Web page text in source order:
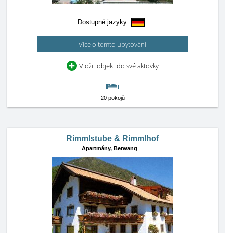
Dostupné jazyky:
Více o tomto ubytování
Vložit objekt do své aktovky
20 pokojů
Rimmlstube & Rimmlhof
Apartmány, Berwang